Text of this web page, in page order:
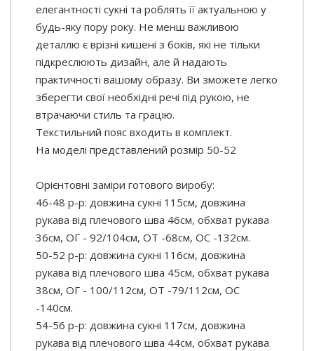
елегантності сукні та роблять її актуальною у
будь-яку пору року. Не менш важливою
деталлю є врізні кишені з боків, які не тільки
підкреслюють дизайн, але й надають
практичності вашому образу. Ви зможете легко
зберегти свої необхідні речі під рукою, не
втрачаючи стиль та грацію.
Текстильний пояс входить в комплект.
На моделі представлений розмір 50-52
Орієнтовні заміри готового виробу:
46-48 р-р: довжина сукні 115см, довжина
рукава від плечового шва 46см, обхват рукава
36см, ОГ - 92/104см, ОТ -68см, OC -132см.
50-52 р-р: довжина сукні 116см, довжина
рукава від плечового шва 45см, обхват рукава
38см, ОГ - 100/112см, ОТ -79/112см, OC
-140см.
54-56 р-р: довжина сукні 117см, довжина
рукава від плечового шва 44см, обхват рукава